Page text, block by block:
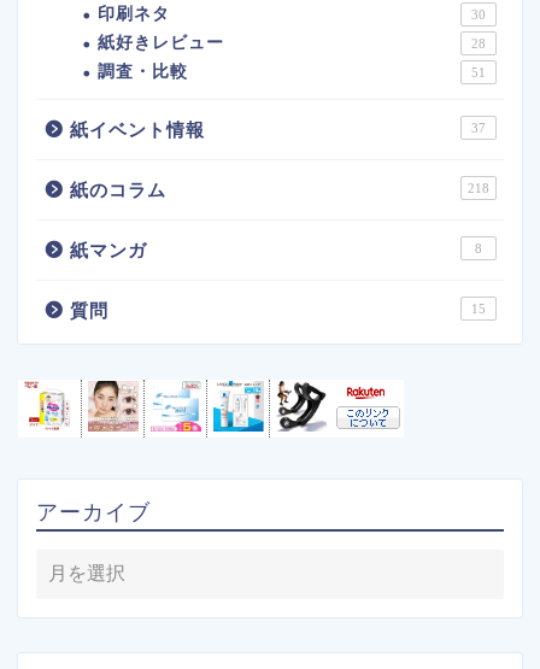
印刷ネタ 30
紙好きレビュー 28
調査・比較 51
紙イベント情報 37
紙のコラム 218
紙マンガ 8
質問 15
アーカイブ